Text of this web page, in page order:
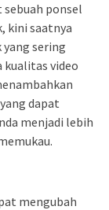
ponsel
kini saatnya
sering
kualitas video
dapat
menjadi lebih
mengubah